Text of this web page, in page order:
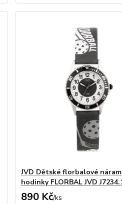
JVD Dětské florbalové
hodinky FLORBAL JVD
890 Kč/ks